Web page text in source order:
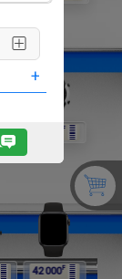
+
F
42 000F